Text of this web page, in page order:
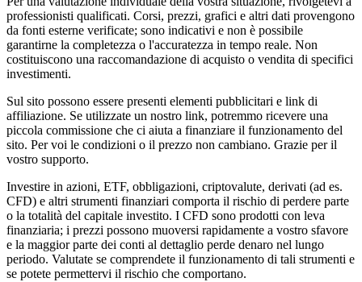
professionisti qualificati. Corsi, prezzi, grafici e altri dati provengono
da fonti esterne verificate; sono indicativi e non è possibile
garantirne la completezza o l'accuratezza in tempo reale. Non
costituiscono una raccomandazione di acquisto o vendita di specifici
investimenti.
Sul sito possono essere presenti elementi pubblicitari e link di
affiliazione. Se utilizzate un nostro link, potremmo ricevere una
piccola commissione che ci aiuta a finanziare il funzionamento del
sito. Per voi le condizioni o il prezzo non cambiano. Grazie per il
vostro supporto.
Investire in azioni, ETF, obbligazioni, criptovalute, derivati (ad es.
CFD) e altri strumenti finanziari comporta il rischio di perdere parte
o la totalità del capitale investito. I CFD sono prodotti con leva
finanziaria; i prezzi possono muoversi rapidamente a vostro sfavore
e la maggior parte dei conti al dettaglio perde denaro nel lungo
periodo. Valutate se comprendete il funzionamento di tali strumenti e
se potete permettervi il rischio che comportano.